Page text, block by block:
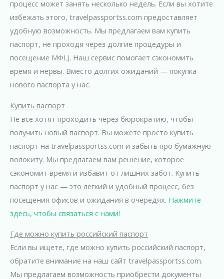
процесс может занять несколько недель. Если вы хотите
избежать этого, travelpassportss.com предоставляет
удобную возможность. Мы предлагаем вам купить
паспорт, не проходя через долгие процедуры и
посещение МФЦ. Наш сервис помогает сэкономить
время и нервы. Вместо долгих ожиданий — покупка
нового паспорта у нас.
Купить паспорт
Не все хотят проходить через бюрократию, чтобы
получить новый паспорт. Вы можете просто купить
паспорт на travelpassportss.com и забыть про бумажную
волокиту. Мы предлагаем вам решение, которое
сэкономит время и избавит от лишних забот. Купить
паспорт у нас — это легкий и удобный процесс, без
посещения офисов и ожидания в очередях. Нажмите
здесь, чтобы связаться с нами!
Где можно купить российский паспорт
Если вы ищете, где можно купить российский паспорт,
обратите внимание на наш сайт travelpassportss.com.
Мы предлагаем возможность приобрести документы